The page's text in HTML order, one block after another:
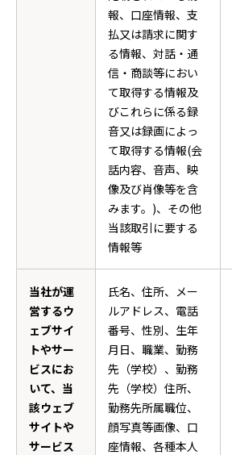
報、口座情報、支
払又は請求に関す
る情報、対話・通
信・商談等におい
て取得する情報及
びこれらに係る録
音又は録画によっ
て取得する情報(会
話内容、音声、映
像及び肖像等を含
みます。)、その他
当該取引に要する
情報等
当社が運
営するウ
ェブサイ
トやサー
ビスにお
いて、当
該ウェブ
サイトや
サービス
氏名、住所、メー
ルアドレス、電話
番号、性別、生年
月日、職業、勤務
先（学校）、勤務
先（学校）住所、
勤務先所属職位、
顔写真等画像、口
座情報、各種本人